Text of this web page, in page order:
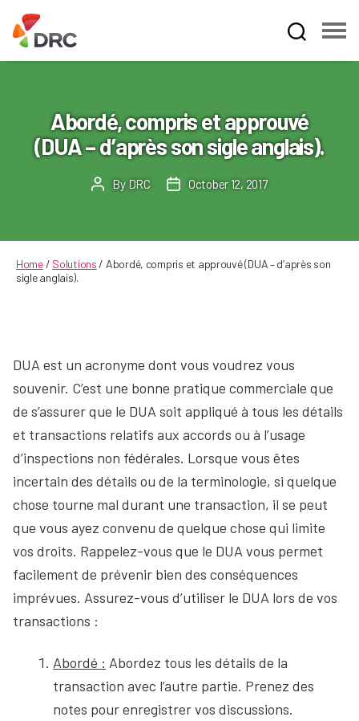
Dispute
Resolution
Corporation
Abordé, compris et approuvé
(DUA – d’après son sigle anglais).
PostBy DRC
PostOctober 12, 2017
Home/ Solutions / Abordé, compris et approuvé (DUA – d’après son
sigle anglais).
DUA est un acronyme dont vous voudrez vous
souvenir. C’est une bonne pratique commerciale que
de s’assurer que le DUA soit appliqué à tous les détails
et transactions relatifs aux accords ou à l’usage
d’inspections non fédérales. Lorsque vous êtes
incertain des détails ou de la terminologie, si quelque
chose tourne mal durant une transaction, il se peut
que vous ayez convenu de quelque chose qui limite
vos droits. Rappelez-vous que le DUA vous permet
facilement de prévenir bien des conséquences
imprévues. Assurez-vous d’utiliser le DUA lors de vos
transactions :
Abordé : Abordez tous les détails de la
transaction avec l’autre partie. Prenez des
notes pour enregistrer vos discussions.